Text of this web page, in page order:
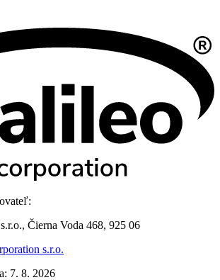
Čierna Voda 468, 925 06
s.r.o.
7. 8. 2026